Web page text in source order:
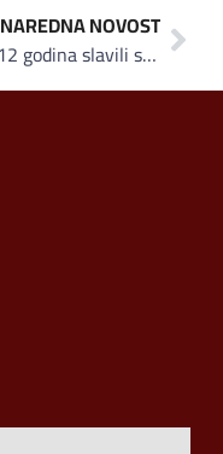
NAREDNA NOVOST
Prije 12 godina slavili smo veliku pobjedu i plasman na SP u Brazilu